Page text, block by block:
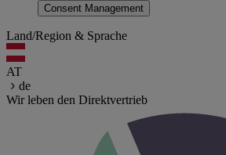
Consent Management
Land/Region & Sprache
AT
de
Wir leben den Direktvertrieb